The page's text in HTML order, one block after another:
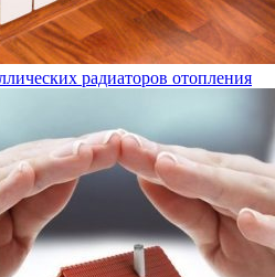
радиаторов отопления